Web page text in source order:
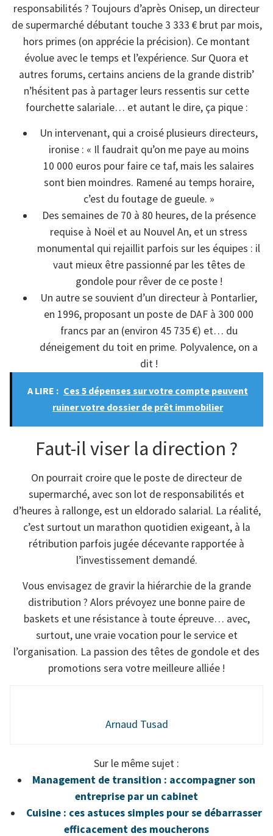
responsabilités ? Toujours d’après Onisep, un directeur
de supermarché débutant touche 3 333 € brut par mois,
hors primes (on apprécie la précision). Ce montant
évolue avec le temps et l’expérience. Sur Quora et
autres forums, certains anciens de la grande distrib’
n’hésitent pas à partager leurs ressentis sur cette
fourchette salariale… et autant le dire, ça pique :
Un intervenant, qui a croisé plusieurs directeurs,
ironise : « Il faudrait qu’on me paye au moins
10 000 euros pour faire ce taf, mais les salaires
sont bien moindres. Ramené au temps horaire,
c’est du foutage de gueule. »
Des semaines de 70 à 80 heures, de la présence
requise à Noël et au Nouvel An, et un stress
monumental qui rejaillit parfois sur les équipes : il
vaut mieux être passionné par les têtes de
gondole pour rêver de ce poste !
Un autre se souvient d’un directeur à Pontarlier,
en 1996, proposant un poste de DAF à 300 000
francs par an (environ 45 735 €) et… du
déneigement du toit en prime. Polyvalence, on a
dit !
A LIRE : Ces 5 dépenses sur votre compte peuvent
ruiner votre dossier de prêt immobilier
Faut-il viser la direction ?
On pourrait croire que le poste de directeur de
supermarché, avec son lot de responsabilités et
d’heures à rallonge, est un eldorado salarial. La réalité,
c’est surtout un marathon quotidien exigeant, à la
rétribution parfois jugée décevante rapportée à
l’investissement demandé.
Vous envisagez de gravir la hiérarchie de la grande
distribution ? Alors prévoyez une bonne paire de
baskets et une résistance à toute épreuve… avec,
surtout, une vraie vocation pour le service et
l’organisation. La passion des têtes de gondole et des
promotions sera votre meilleure alliée !
Arnaud Tusad
Sur le même sujet :
Management de transition : accompagner son
entreprise par un cabinet
Cuisine : ces astuces simples pour se débarrasser
efficacement des moucherons